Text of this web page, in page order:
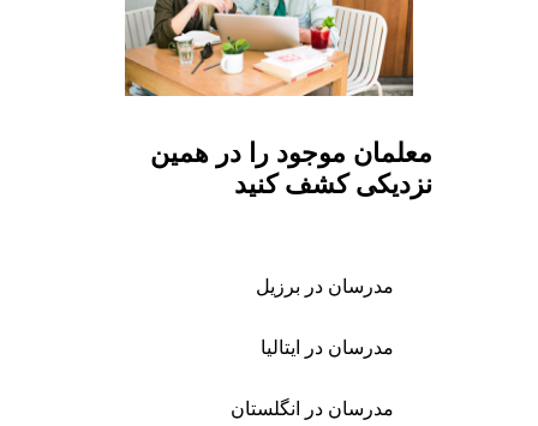
معلمان موجود را در همین
نزدیکی کشف کنید
مدرسان در برزیل
مدرسان در ایتالیا
مدرسان در انگلستان